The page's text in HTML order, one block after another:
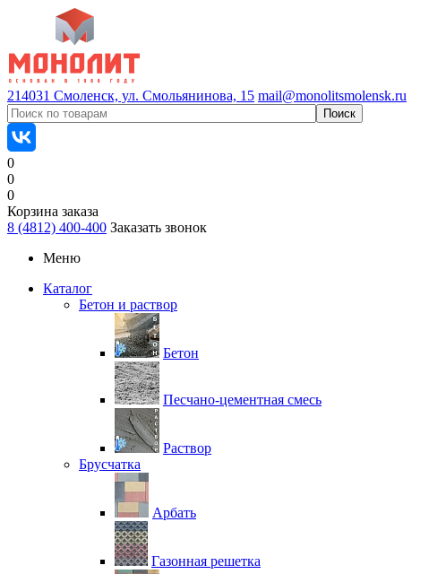
214031 Смоленск, ул. Смольянинова, 15 mail@monolitsmolensk.ru
0
0
0
Корзина заказа
8 (4812) 400-400 Заказать звонок
Меню
Каталог
Бетон и раствор
Бетон
Песчано-цементная смесь
Раствор
Брусчатка
Арбать
Газонная решетка